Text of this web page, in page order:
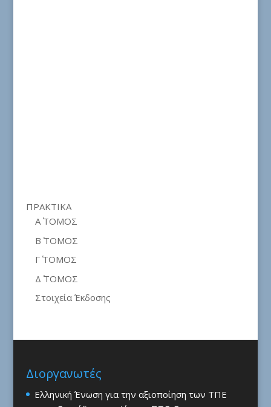
ΠΡΑΚΤΙΚΑ
Α΄ ΤΟΜΟΣ
Β΄ ΤΟΜΟΣ
Γ΄ ΤΟΜΟΣ
Δ΄ ΤΟΜΟΣ
Στοιχεία Έκδοσης
Διοργανωτές
Ελληνική Ένωση για την αξιοποίηση των ΤΠΕ